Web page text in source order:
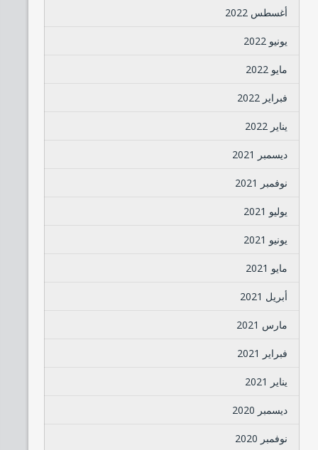
أغسطس 2022
يونيو 2022
مايو 2022
فبراير 2022
يناير 2022
ديسمبر 2021
نوفمبر 2021
يوليو 2021
يونيو 2021
مايو 2021
أبريل 2021
مارس 2021
فبراير 2021
يناير 2021
ديسمبر 2020
نوفمبر 2020